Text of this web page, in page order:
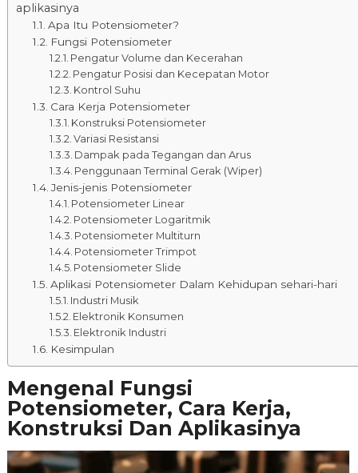
aplikasinya
Apa Itu Potensiometer?
Fungsi Potensiometer
Pengatur Volume dan Kecerahan
Pengatur Posisi dan Kecepatan Motor
Kontrol Suhu
Cara Kerja Potensiometer
Konstruksi Potensiometer
Variasi Resistansi
Dampak pada Tegangan dan Arus
Penggunaan Terminal Gerak (Wiper)
Jenis-jenis Potensiometer
Potensiometer Linear
Potensiometer Logaritmik
Potensiometer Multiturn
Potensiometer Trimpot
Potensiometer Slide
Aplikasi Potensiometer Dalam Kehidupan sehari-hari
Industri Musik
Elektronik Konsumen
Elektronik Industri
Kesimpulan
Mengenal Fungsi
Potensiometer, Cara Kerja,
Konstruksi Dan Aplikasinya